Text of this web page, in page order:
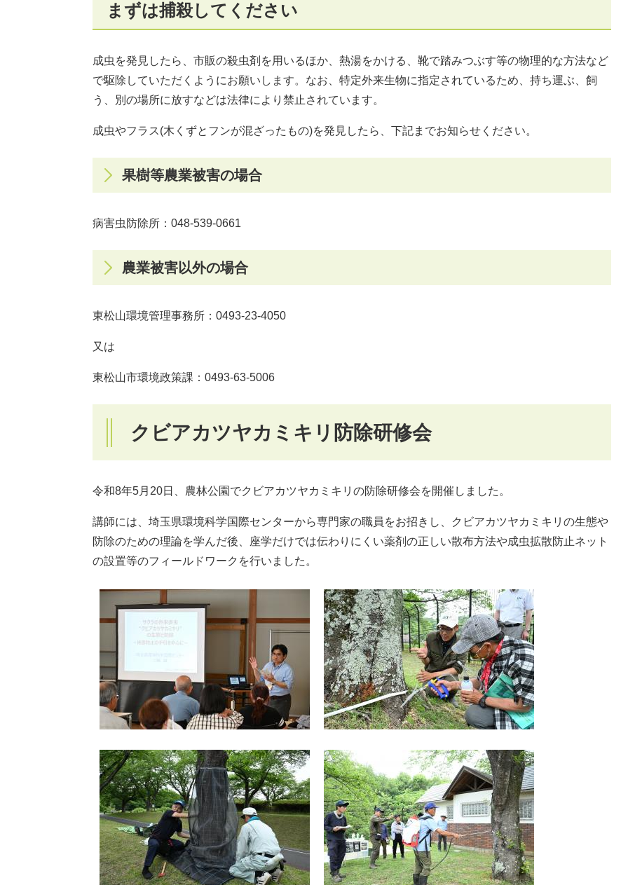
まずは捕殺してください
成虫を発見したら、市販の殺虫剤を用いるほか、熱湯をかける、靴で踏みつぶす等の物理的な方法など
で駆除していただくようにお願いします。なお、特定外来生物に指定されているため、持ち運ぶ、飼
う、別の場所に放すなどは法律により禁止されています。
成虫やフラス(木くずとフンが混ざったもの)を発見したら、下記までお知らせください。
果樹等農業被害の場合
病害虫防除所：048-539-0661
農業被害以外の場合
東松山環境管理事務所：0493-23-4050
又は
東松山市環境政策課：0493-63-5006
クビアカツヤカミキリ防除研修会
令和8年5月20日、農林公園でクビアカツヤカミキリの防除研修会を開催しました。
講師には、埼玉県環境科学国際センターから専門家の職員をお招きし、クビアカツヤカミキリの生態や
防除のための理論を学んだ後、座学だけでは伝わりにくい薬剤の正しい散布方法や成虫拡散防止ネット
の設置等のフィールドワークを行いました。